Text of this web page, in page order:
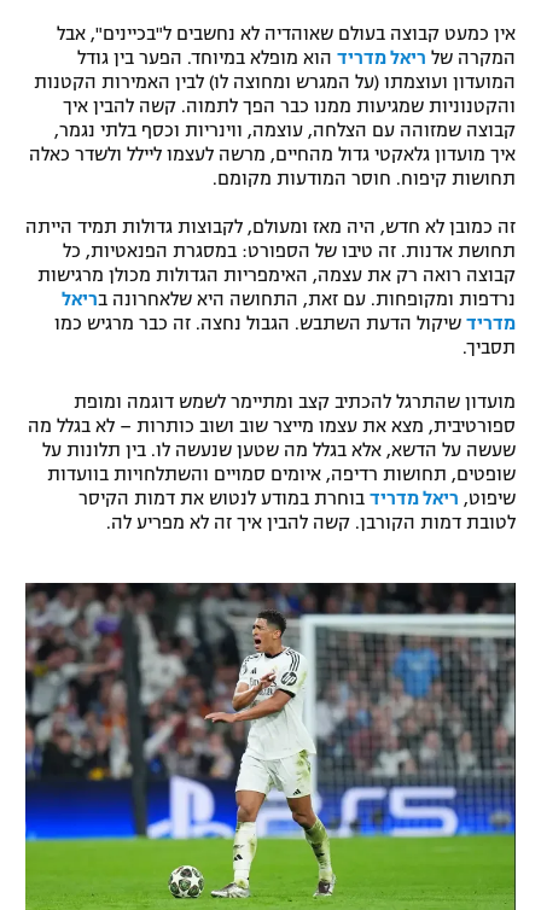
תקנון עבור פעילות אלקטרה
תקנון עבור פעילות ספורט 1 – "מרלן"
טניס
גיימינג E-Sports
תנאי שימוש
מדיניות פרטיות
תקנון פעילות ספורט 1
רשיון להקרנה פומבית לבית עסק
הצטרפות לחבילת הערוצים
לוח דרושים – ג'ובנט
המגזין
פוטבול אמריקאי NFL
בייסבול MLB
ספורט אתגרי ואקסטרים
אומנויות לחימה
גיימינג E-Sports
אין כמעט קבוצה בעולם שאוהדיה לא נחשבים ל"בכיינים", אבל
המקרה של ריאל מדריד הוא מופלא במיוחד. הפער בין גודל
המועדון ועוצמתו (על המגרש ומחוצה לו) לבין האמירות הקטנות
והקטנוניות שמגיעות ממנו כבר הפך לתמוה. קשה להבין איך
קבוצה שמזוהה עם הצלחה, עוצמה, ווינריות וכסף בלתי נגמר,
איך מועדון גלאקטי גדול מהחיים, מרשה לעצמו ליילל ולשדר כאלה
תחושות קיפוח. חוסר המודעות מקומם.
זה כמובן לא חדש, היה מאז ומעולם, לקבוצות גדולות תמיד הייתה
תחושת אדנות. זה טיבו של הספורט: במסגרת הפנאטיות, כל
קבוצה רואה רק את עצמה, האימפריות הגדולות מכולן מרגישות
נרדפות ומקופחות. עם זאת, התחושה היא שלאחרונה בריאל
מדריד שיקול הדעת השתבש. הגבול נחצה. זה כבר מרגיש כמו
תסביך.
מועדון שהתרגל להכתיב קצב ומתיימר לשמש דוגמה ומופת
ספורטיבית, מצא את עצמו מייצר שוב ושוב כותרות – לא בגלל מה
שעשה על הדשא, אלא בגלל מה שטען שנעשה לו. בין תלונות על
שופטים, תחושות רדיפה, איומים סמויים והשתלחויות בוועדות
שיפוט, ריאל מדריד בוחרת במודע לנטוש את דמות הקיסר
לטובת דמות הקורבן. קשה להבין איך זה לא מפריע לה.